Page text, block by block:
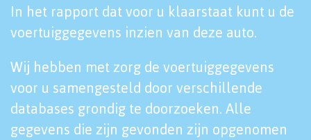
In het rapport dat voor u klaarstaat kunt u de
voertuiggegevens inzien van deze auto.
Wij hebben met zorg de voertuiggegevens
voor u samengesteld door verschillende
databases grondig te doorzoeken. Alle
gegevens die zijn gevonden zijn opgenomen